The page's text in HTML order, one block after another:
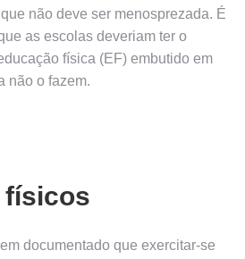
não deve ser menosprezada. É
as escolas deveriam ter o
física (EF) embutido em
não o fazem.
físicos
documentado que exercitar-se